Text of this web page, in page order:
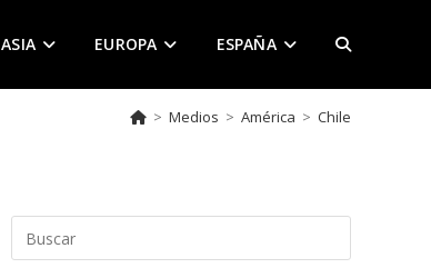
ASIA EUROPA ESPAÑA ALTERNAR
DE
> Medios > América > Chile
Escape